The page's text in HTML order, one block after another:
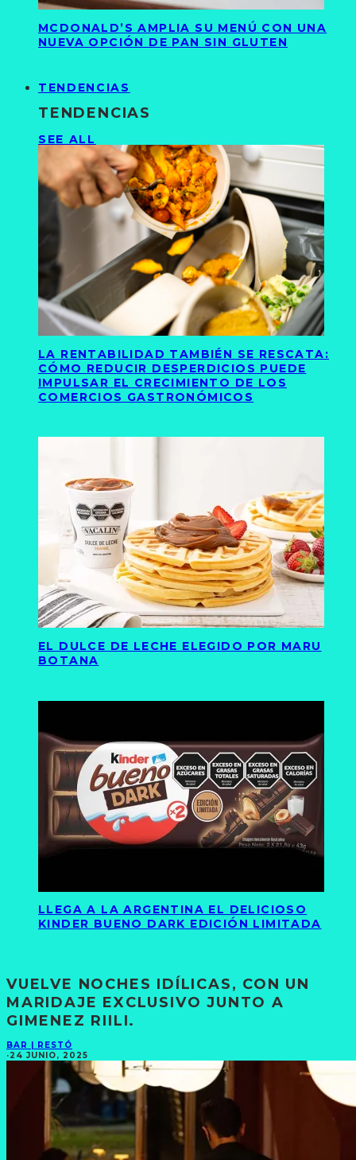
MCDONALD’S AMPLIA SU MENÚ CON UNA
NUEVA OPCIÓN DE PAN SIN GLUTEN
TENDENCIAS
TENDENCIAS
SEE ALL
LA RENTABILIDAD TAMBIÉN SE RESCATA:
CÓMO REDUCIR DESPERDICIOS PUEDE
IMPULSAR EL CRECIMIENTO DE LOS
COMERCIOS GASTRONÓMICOS
EL DULCE DE LECHE ELEGIDO POR MARU
BOTANA
LLEGA A LA ARGENTINA EL DELICIOSO
KINDER BUENO DARK EDICIÓN LIMITADA
VUELVE NOCHES IDÍLICAS, CON UN
MARIDAJE EXCLUSIVO JUNTO A
GIMENEZ RIILI.
BAR | RESTÓ
·24 JUNIO, 2025